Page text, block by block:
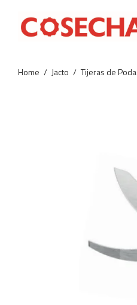
Home / Jacto / Tijeras de Poda